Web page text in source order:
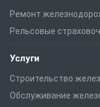
Ремонт
Рельсовые
Услуги
Строительство
Обслуживание